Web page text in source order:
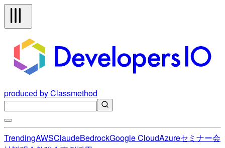
produced by Classmethod
TrendingAWSClaudeBedrockGoogle CloudAzureセミナー会